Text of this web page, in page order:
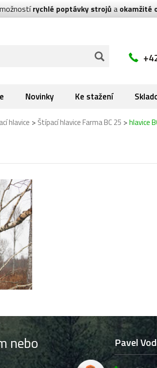
rychlé poptávky strojů a okamžité
Novinky Ke stažení
hlavice >Štípací hlavice Farma BC 25 >hlavice
nebo Pavel